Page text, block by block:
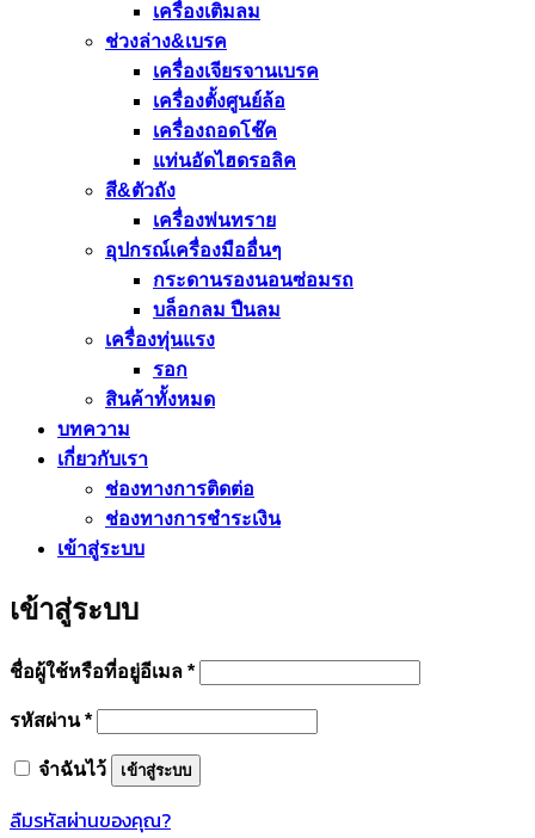
เครื่องเติมลม
ช่วงล่าง&เบรค
เครื่องเจียรจานเบรค
เครื่องตั้งศูนย์ล้อ
เครื่องถอดโช๊ค
แท่นอัดไฮดรอลิค
สี&ตัวถัง
เครื่องพ่นทราย
อุปกรณ์เครื่องมืออื่นๆ
กระดานรองนอนซ่อมรถ
บล็อกลม ปืนลม
เครื่องทุ่นแรง
รอก
สินค้าทั้งหมด
บทความ
เกี่ยวกับเรา
ช่องทางการติดต่อ
ช่องทางการชำระเงิน
เข้าสู่ระบบ
เข้าสู่ระบบ
ชื่อผู้ใช้หรือที่อยู่อีเมล *ต้องการ
รหัสผ่าน*ต้องการ
จำฉันไว้ เข้าสู่ระบบ
ลืมรหัสผ่านของคุณ?